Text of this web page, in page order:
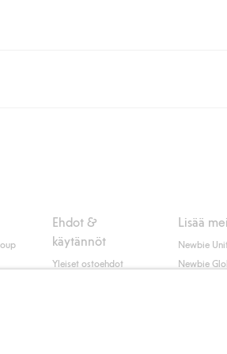
(ei koske kotiinkuljetusta).
Ehdot &
käytännöt
Yleiset ostoehdot
Lisää
Newbie
Newbie